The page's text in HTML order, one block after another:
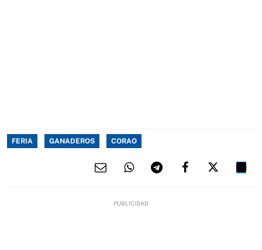
FERIA GANADEROS CORAO